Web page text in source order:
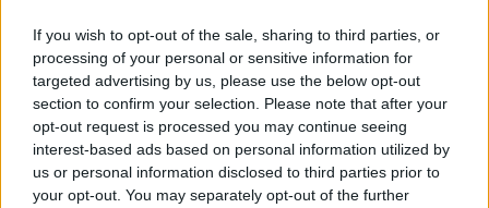
If you wish to opt-out of the sale, sharing to third parties, or
processing of your personal or sensitive information for
targeted advertising by us, please use the below opt-out
section to confirm your selection. Please note that after your
opt-out request is processed you may continue seeing
interest-based ads based on personal information utilized by
us or personal information disclosed to third parties prior to
your opt-out. You may separately opt-out of the further
Σάντρα Ρέινολντς, που το είχε καταφέρει το 1960-,
αλλά δεν μπόρεσε να ολοκληρώσει την πορεία της
με τον «παρθενικό» της Major τίτλο.
Tunisair@Ons_Jabeurtakes off on Centre Court,
winning the first set 6-3 against Elena
Rybakina#Wimbledon|#CentreCourt100